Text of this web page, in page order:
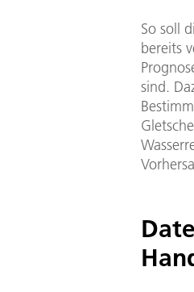
So soll
bereits
sind.